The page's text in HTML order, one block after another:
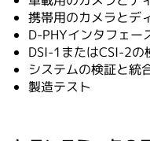
携帯用のカメラとデ
D-PHYインタフェー
DSI-1またはCSI-2の
システムの検証と統
製造テスト